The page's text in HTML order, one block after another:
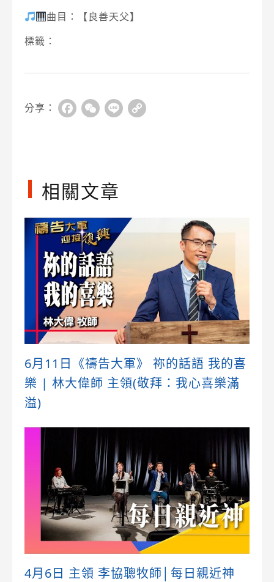
曲目：【良善天父】
標籤：
分享： FacebookWeChat
Line
相關文章
6月11日《禱告大軍》 祢的話語 我的喜
樂 | 林大偉師 主領(敬拜：我心喜樂滿
溢)
4月6日 主領 李協聰牧師│每日親近神